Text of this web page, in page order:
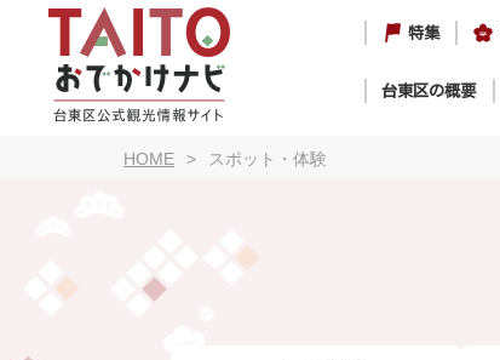
特集
台東区の概要
HOME スポット・体験